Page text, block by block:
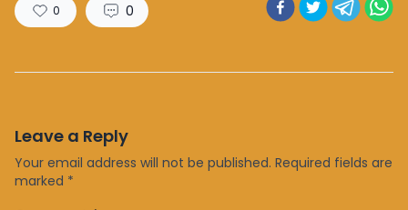
0 0
Leave a Reply
Your email address will not be published. Required fields are
marked *